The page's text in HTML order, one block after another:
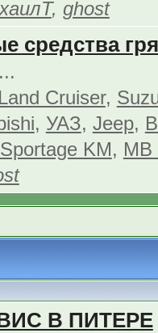
, ghost
средства
Land Cruiser,
, УАЗ, Jeep,
Sportage KM, MB
В ПИТЕРЕ